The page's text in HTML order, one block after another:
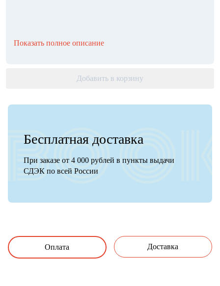
Показать полное описание
Добавить в корзину
Бесплатная доставка
При заказе от 4 000 рублей в пункты выдачи
СДЭК по всей России
Оплата Доставка